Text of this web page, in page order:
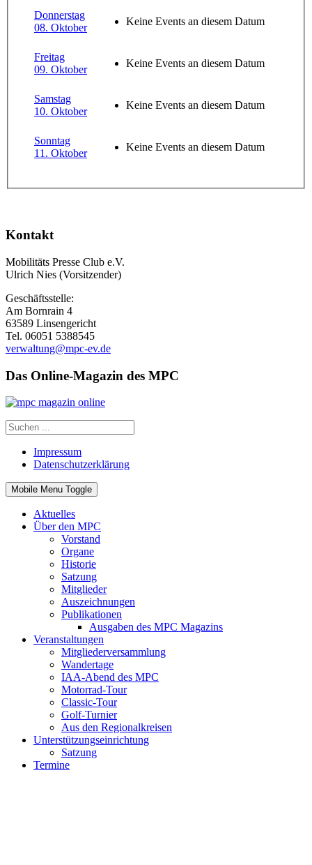
Donnerstag
08. Oktober
Keine Events an diesem Datum
Freitag
09. Oktober
Keine Events an diesem Datum
Samstag
10. Oktober
Keine Events an diesem Datum
Sonntag
11. Oktober
Keine Events an diesem Datum
Kontakt
Mobilitäts Presse Club e.V.
Ulrich Nies (Vorsitzender)
Geschäftsstelle:
Am Bornrain 4
63589 Linsengericht
Tel. 06051 5388545
verwaltung@mpc-ev.de
Das Online-Magazin des MPC
Impressum
Datenschutzerklärung
Mobile Menu Toggle
Aktuelles
Über den MPC
Vorstand
Organe
Historie
Satzung
Mitglieder
Auszeichnungen
Publikationen
Ausgaben des MPC Magazins
Veranstaltungen
Mitgliederversammlung
Wandertage
IAA-Abend des MPC
Motorrad-Tour
Classic-Tour
Golf-Turnier
Aus den Regionalkreisen
Unterstützungseinrichtung
Satzung
Termine